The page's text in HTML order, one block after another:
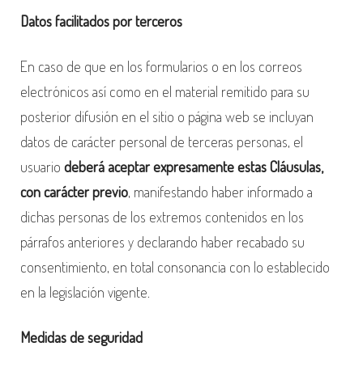
Datos facilitados por terceros
En caso de que en los formularios o en los correos
electrónicos así como en el material remitido para su
posterior difusión en el sitio o página web se incluyan
datos de carácter personal de terceras personas, el
usuario deberá aceptar expresamente estas Cláusulas,
con carácter previo, manifestando haber informado a
dichas personas de los extremos contenidos en los
párrafos anteriores y declarando haber recabado su
consentimiento, en total consonancia con lo establecido
en la legislación vigente.
Medidas de seguridad